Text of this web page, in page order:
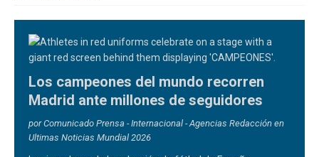
Los campeones del mundo recorren
Madrid ante millones de seguidores
por Comunicado Prensa - Internacional - Agencias Redacción en
Ultimas Noticias Mundial 2026